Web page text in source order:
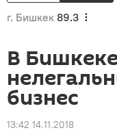
г. Бишкек 89.3
В
бизнес
13:42 14.11.2018